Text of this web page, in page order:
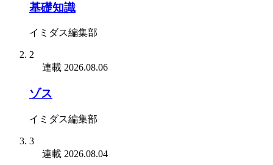
基礎知識
イミダス編集部
2
連載 2026.08.06
ゾス
イミダス編集部
3
連載 2026.08.04